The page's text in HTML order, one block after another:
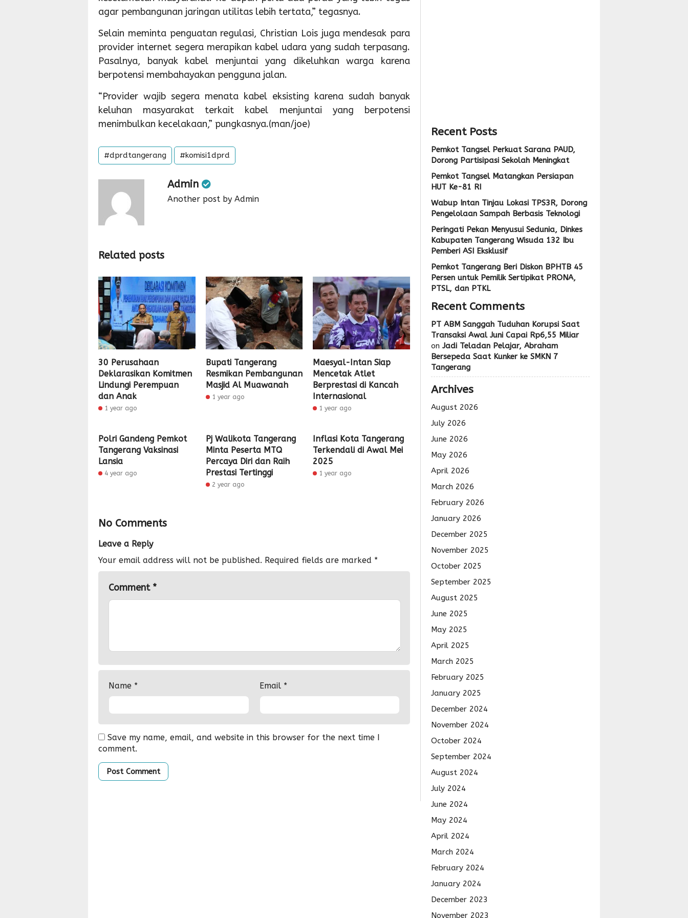
agar pembangunan jaringan utilitas lebih tertata,” tegasnya.
Selain meminta penguatan regulasi, Christian Lois juga mendesak para
provider internet segera merapikan kabel udara yang sudah terpasang.
Pasalnya, banyak kabel menjuntai yang dikeluhkan warga karena
berpotensi membahayakan pengguna jalan.
“Provider wajib segera menata kabel eksisting karena sudah banyak
keluhan masyarakat terkait kabel menjuntai yang berpotensi
menimbulkan kecelakaan,” pungkasnya.(man/joe)
#dprdtangerang #komisi1dprd
Admin
Another post by Admin
Related posts
30 Perusahaan
Deklarasikan Komitmen
Lindungi Perempuan
dan Anak
1 year ago
Bupati Tangerang
Resmikan Pembangunan
Masjid Al Muawanah
1 year ago
Maesyal-Intan Siap
Mencetak Atlet
Berprestasi di Kancah
Internasional
1 year ago
Polri Gandeng Pemkot
Tangerang Vaksinasi
Lansia
4 year ago
Pj Walikota Tangerang
Minta Peserta MTQ
Percaya Diri dan Raih
Prestasi Tertinggi
2 year ago
Inflasi Kota Tangerang
Terkendali di Awal Mei
2025
1 year ago
No Comments
Leave a Reply
Your email address will not be published. Required fields are marked *
Comment *
Name * Email *
Save my name, email, and website in this browser for the next time I
comment.
Recent Posts
Pemkot Tangsel Perkuat Sarana PAUD,
Dorong Partisipasi Sekolah Meningkat
Pemkot Tangsel Matangkan Persiapan
HUT Ke-81 RI
Wabup Intan Tinjau Lokasi TPS3R, Dorong
Pengelolaan Sampah Berbasis Teknologi
Peringati Pekan Menyusui Sedunia, Dinkes
Kabupaten Tangerang Wisuda 132 Ibu
Pemberi ASI Eksklusif
Pemkot Tangerang Beri Diskon BPHTB 45
Persen untuk Pemilik Sertipikat PRONA,
PTSL, dan PTKL
Recent Comments
PT ABM Sanggah Tuduhan Korupsi Saat
Transaksi Awal Juni Capai Rp6,55 Miliar
on Jadi Teladan Pelajar, Abraham
Bersepeda Saat Kunker ke SMKN 7
Tangerang
Archives
August 2026
July 2026
June 2026
May 2026
April 2026
March 2026
February 2026
January 2026
December 2025
November 2025
October 2025
September 2025
August 2025
June 2025
May 2025
April 2025
March 2025
February 2025
January 2025
December 2024
November 2024
October 2024
September 2024
August 2024
July 2024
June 2024
May 2024
April 2024
March 2024
February 2024
January 2024
December 2023
November 2023